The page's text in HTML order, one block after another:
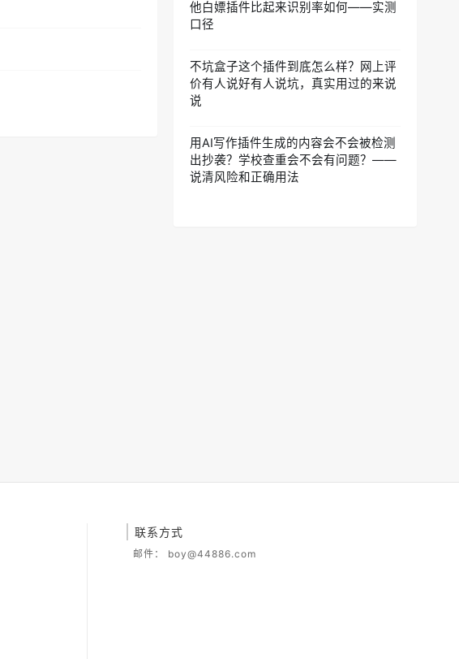
他白嫖插件比起来识别率如何——实测
口径
不坑盒子这个插件到底怎么样？网上评
价有人说好有人说坑，真实用过的来说
说
用AI写作插件生成的内容会不会被检测
出抄袭？学校查重会不会有问题？——
说清风险和正确用法
联系方式
邮件： boy@44886.com